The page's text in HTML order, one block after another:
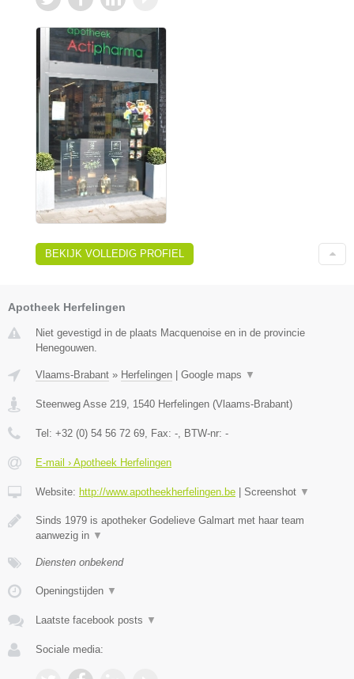
BEKIJK VOLLEDIG PROFIEL
Apotheek Herfelingen
Niet gevestigd in de plaats Macquenoise en in de provincie
Henegouwen.
Vlaams-Brabant » Herfelingen Google maps ▼
Steenweg Asse 219 1540 Herfelingen (Vlaams-Brabant)
Tel: +32 (0) 54 56 72 69 , Fax: - , BTW-nr: -
E-mail › Apotheek Herfelingen
Website: http://www.apotheekherfelingen.be Screenshot ▼
Sinds 1979 is apotheker Godelieve Galmart met haar team
aanwezig in ▼
Diensten onbekend
Openingstijden ▼
Laatste facebook posts ▼
Sociale media: